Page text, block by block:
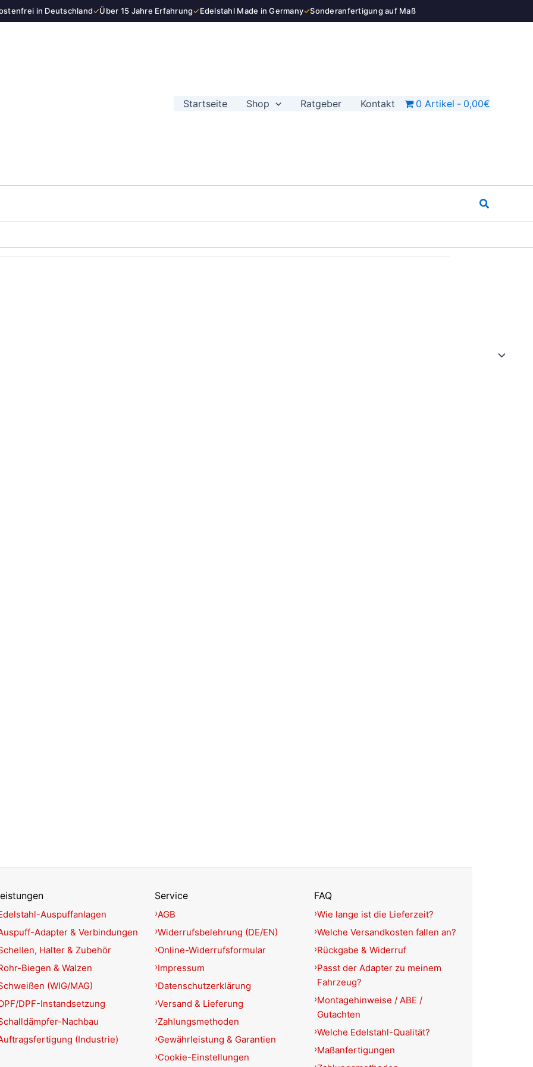
in Deutschland✓Über 15 Jahre Erfahrung✓Edelstahl Made in Germany✓Sonderanfertigung auf Maß
Startseite Shop Ratgeber Kontakt 0 Artikel 0,00€
Suchen
Auspuffanlagen
Adapter & Verbindungen
Halter & Zubehör
Biegen & Walzen
(WIG/MAG)
DPF-Instandsetzung
Nachbau
(Industrie)
Service
AGB
Widerrufsbelehrung (DE/EN)
Online-Widerrufsformular
Impressum
Datenschutzerklärung
Versand & Lieferung
Zahlungsmethoden
Gewährleistung & Garantien
Cookie-Einstellungen
FAQ
Wie lange ist die Lieferzeit?
Welche Versandkosten fallen an?
Rückgabe & Widerruf
Passt der Adapter zu meinem
Fahrzeug?
Montagehinweise / ABE /
Gutachten
Welche Edelstahl-Qualität?
Maßanfertigungen